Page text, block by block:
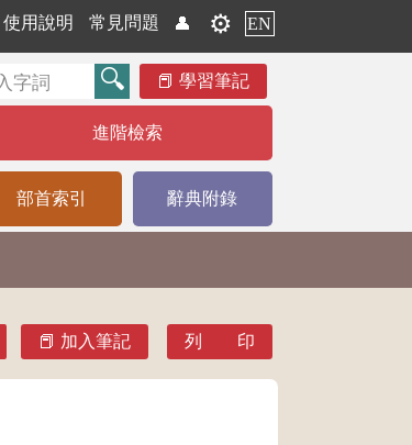
使用說明 常見問題 👤 ⚙️ EN
學習筆記
進階檢索
部首索引 辭典附錄
加入筆記 列 印